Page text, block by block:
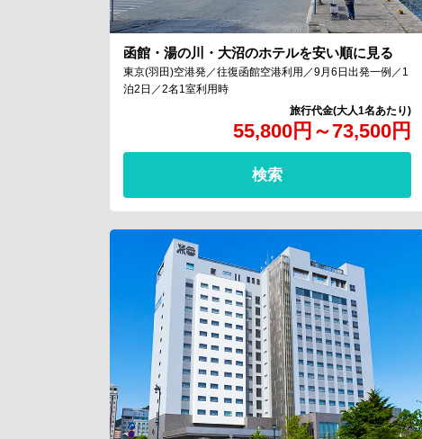
函館・湯の川・大沼のホテルを安い順に見る
55,800円 ～73,500円
東京(羽田)空港発／往復函館空港利用／9月6日出発一例／1
泊2日／2名1室利用時
検索